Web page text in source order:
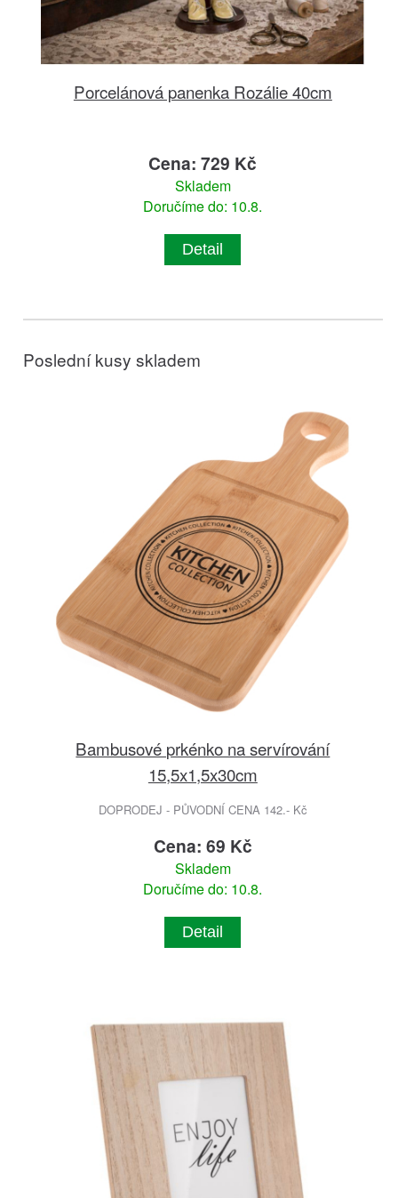
Porcelánová panenka Rozálie 40cm
Cena: 729 Kč
Skladem
Doručíme do: 10.8.
Detail
Poslední kusy skladem
Bambusové prkénko na servírování
15,5x1,5x30cm
DOPRODEJ - PŮVODNÍ CENA 142.- Kč
Cena: 69 Kč
Skladem
Doručíme do: 10.8.
Detail